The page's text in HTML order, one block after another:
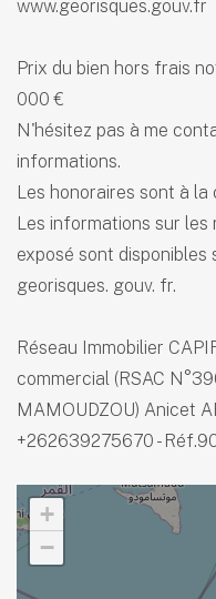
+
−
www.georisques.gouv.fr
Prix du bien hors frais
000 €
N'hésitez pas à me
informations.
Les honoraires sont à la
Les informations sur les
exposé sont disponibles
georisques. gouv. fr.
Réseau Immobilier
commercial (RSAC
MAMOUDZOU) Anicet
+262639275670 -